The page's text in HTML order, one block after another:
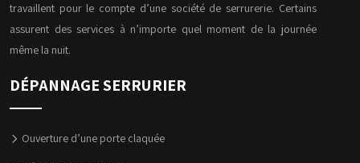
travaillent pour le compte d’une société de serrurerie. Certains
assurent des services à n’importe quel moment de la journée
même la nuit.
DÉPANNAGE SERRURIER
Ouverture d’une porte claquée